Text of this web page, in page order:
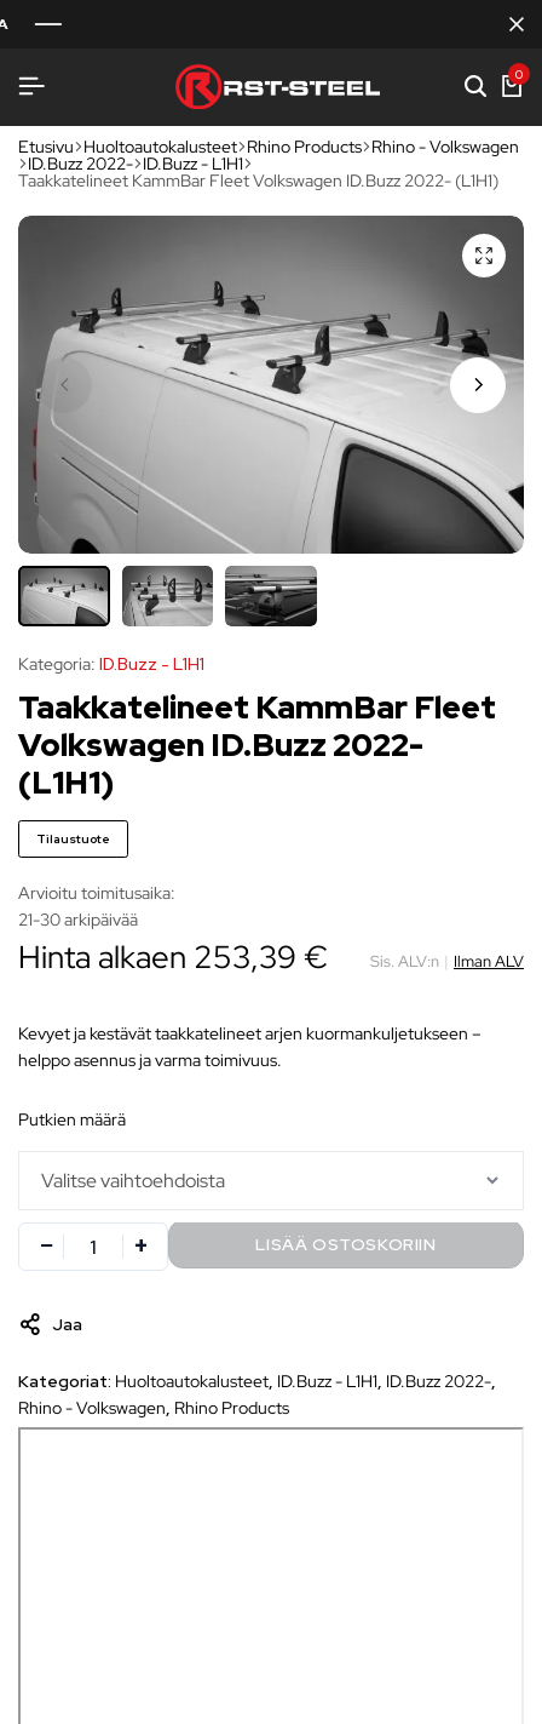
0
Etusivu Huoltoautokalusteet Rhino Products Rhino - Volkswagen
ID.Buzz 2022- ID.Buzz - L1H1
Taakkatelineet KammBar Fleet Volkswagen ID.Buzz 2022- (L1H1)
Kategoria: ID.Buzz - L1H1
Taakkatelineet KammBar Fleet
Volkswagen ID.Buzz 2022-
(L1H1)
Tilaustuote
Arvioitu toimitusaika:
21-30 arkipäivää
Hinta alkaen 253,39 € Sis. ALV:n | Ilman ALV
Kevyet ja kestävät taakkatelineet arjen kuormankuljetukseen –
helppo asennus ja varma toimivuus.
putkien määrä
LISÄÄ OSTOSKORIIN
Jaa
Kategoriat: Huoltoautokalusteet, ID.Buzz - L1H1, ID.Buzz 2022-,
Rhino - Volkswagen, Rhino Products